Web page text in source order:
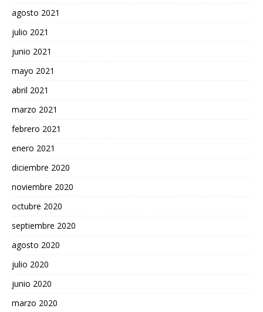
agosto 2021
julio 2021
junio 2021
mayo 2021
abril 2021
marzo 2021
febrero 2021
enero 2021
diciembre 2020
noviembre 2020
octubre 2020
septiembre 2020
agosto 2020
julio 2020
junio 2020
marzo 2020